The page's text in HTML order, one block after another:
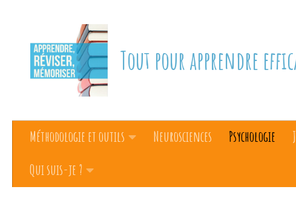
Tout pour apprendre
Méthodologie et outils Neurosciences Psychologie
Qui suis-je ?